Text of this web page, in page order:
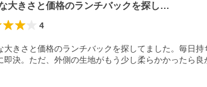
大きさと価格のランチバックを探し…
4
大きさと価格のランチバックを探してました。毎日
即決。ただ、外側の生地がもう少し柔らかかったら良